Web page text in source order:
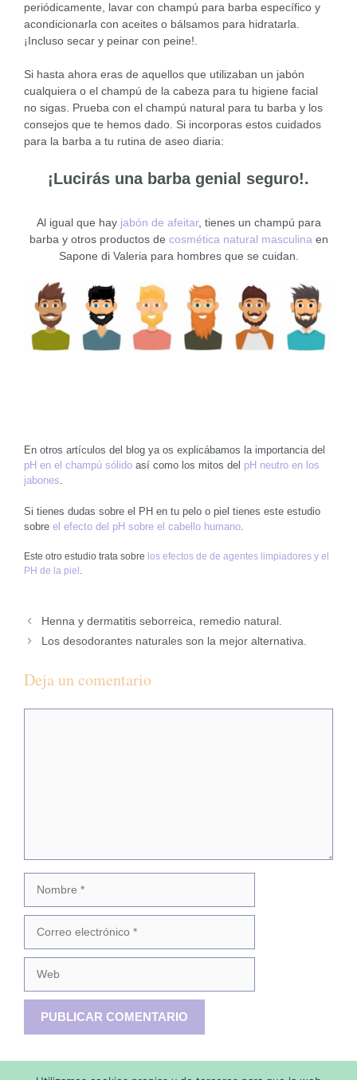
periódicamente, lavar con champú para barba específico y
acondicionarla con aceites o bálsamos para hidratarla.
¡Incluso secar y peinar con peine!.
Si hasta ahora eras de aquellos que utilizaban un jabón
cualquiera o el champú de la cabeza para tu higiene facial
no sigas. Prueba con el champú natural para tu barba y los
consejos que te hemos dado. Si incorporas estos cuidados
para la barba a tu rutina de aseo diaria:
¡Lucirás una barba genial seguro!.
Al igual que hay jabón de afeitar, tienes un champú para
barba y otros productos de cosmética natural masculina en
Sapone di Valeria para hombres que se cuidan.
En otros artículos del blog ya os explicábamos la importancia del
pH en el champú sólido así como los mitos del pH neutro en los
jabones.
Si tienes dudas sobre el PH en tu pelo o piel tienes este estudio
sobre el efecto del pH sobre el cabello humano
Este otro estudio trata sobre los efectos de de agentes limpiadores y el
PH de la piel .
Henna y dermatitis seborreica, remedio natural.
Los desodorantes naturales son la mejor alternativa.
Deja un comentario
electrónico